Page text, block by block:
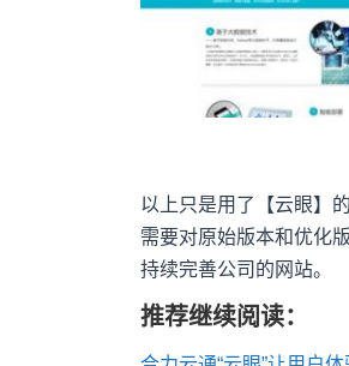
以上只是用了【云眼】
需要对原始版本和优化
持续完善公司的网站。
推荐继续阅读：